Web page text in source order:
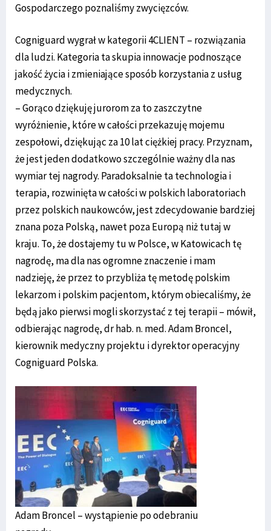
Gospodarczego poznaliśmy zwycięzców.
Cogniguard wygrał w kategorii 4CLIENT – rozwiązania
dla ludzi. Kategoria ta skupia innowacje podnoszące
jakość życia i zmieniające sposób korzystania z usług
medycznych.
– Gorąco dziękuję jurorom za to zaszczytne
wyróżnienie, które w całości przekazuję mojemu
zespołowi, dziękując za 10 lat ciężkiej pracy. Przyznam,
że jest jeden dodatkowo szczególnie ważny dla nas
wymiar tej nagrody. Paradoksalnie ta technologia i
terapia, rozwinięta w całości w polskich laboratoriach
przez polskich naukowców, jest zdecydowanie bardziej
znana poza Polską, nawet poza Europą niż tutaj w
kraju. To, że dostajemy tu w Polsce, w Katowicach tę
nagrodę, ma dla nas ogromne znaczenie i mam
nadzieję, że przez to przybliża tę metodę polskim
lekarzom i polskim pacjentom, którym obiecaliśmy, że
będą jako pierwsi mogli skorzystać z tej terapii – mówił,
odbierając nagrodę, dr hab. n. med. Adam Broncel,
kierownik medyczny projektu i dyrektor operacyjny
Cogniguard Polska.
Adam Broncel – wystąpienie po odebraniu